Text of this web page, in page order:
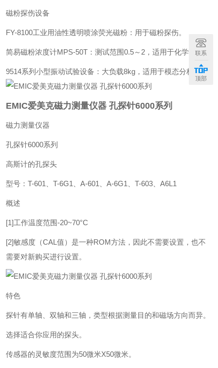
磁粉探伤设备‌
‌FY-8100工业用油性透明喷涂荧光磁粉‌：用于磁粉探伤。
‌简易磁粉浓度计MPS-50T‌：测试范围0.5～2，适用于化学实验。
‌9514系列小型振动试验设备‌：大负载8kg，适用于模态分析。
EMIC爱美克磁力测量仪器 孔探针6000系列
磁力测量仪器
孔探针6000系列
高斯计的孔探头
型号：T-601、T-6G1、A-601、A-6G1、T-603、A6L1
概述
[1]工作温度范围-20~70°C
[2]敏感度（CAL值）是一种ROM方法，因此不需要设置，也不
需要对新购买进行设置。
特色
探针有单轴、双轴和三轴，类型根据测量目的和磁场方向而异。
选择适合你应用的探头。
传感器的灵敏度范围为50微米X50微米。
联系
顶部